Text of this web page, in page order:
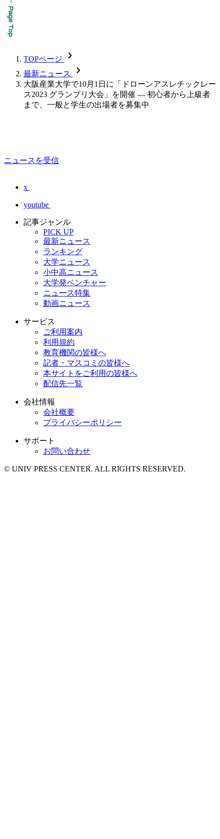
TOPページ chevron_forward
最新ニュース chevron_forward
大阪産業大学で10月1日に「ドローンアスレチックレー
ス2023 グランプリ大会」を開催 — 初心者から上級者
まで、一般と学生の出場者を募集中
ニュースを受信
x
youtube
記事ジャンル
PICK UP
最新ニュース
ランキング
大学ニュース
小中高ニュース
大学発ベンチャー
ニュース特集
動画ニュース
サービス
ご利用案内
利用規約
教育機関の皆様へ
記者・マスコミの皆様へ
本サイトをご利用の皆様へ
配信先一覧
会社情報
会社概要
プライバシーポリシー
サポート
お問い合わせ
© UNIV PRESS CENTER. ALL RIGHTS RESERVED.